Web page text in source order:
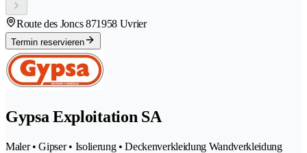
Route des Joncs 871958 Uvrier
Termin reservieren
Gypsa Exploitation SA
Maler • Gipser • Isolierung • Deckenverkleidung Wandverkleidung